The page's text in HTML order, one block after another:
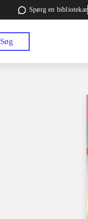
Spørg en bibliotekar
Søg